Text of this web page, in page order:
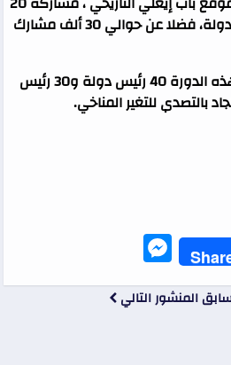
ألف مندوبا من أزيد من 196 دولة، فضلا عن حوالي 30 ألف مشارك
ومن المرتقب أن يحضر إلى هذه الدورة 40 رئيس دولة و30 رئيس
بالتصدي للتغير المناخي.
المنشور التالي